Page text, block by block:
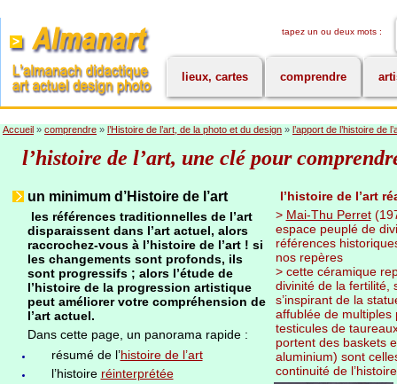
tapez un ou deux mots :
lieux, cartes comprendre
Accueil » comprendre » l’Histoire de l’art, de la photo et du design » l’apport de l’histoire de
l’histoire de l’art, une clé pour
un minimum d’Histoire de l’art
les références traditionnelles de l’art
disparaissent dans l’art actuel, alors
raccrochez-vous à l’histoire de l’art ! si
les changements sont profonds, ils
sont progressifs ; alors l’étude de
l’histoire de la progression artistique
peut améliorer votre compréhension de
l’art actuel.
Dans cette page, un panorama rapide :
résumé de l’histoire de l’art
l’histoire réinterprétée
l’histoire de l’art
> Mai-Thu Perret
espace peuplé de
références
nos repères
> cette céramique
divinité de la fertilité,
s’inspirant de la
affublée de multiples
testicules de
portent des baskets
aluminium) sont
continuité de